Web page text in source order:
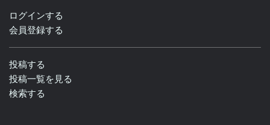
ログインする
会員登録する
投稿する
投稿一覧を見る
検索する